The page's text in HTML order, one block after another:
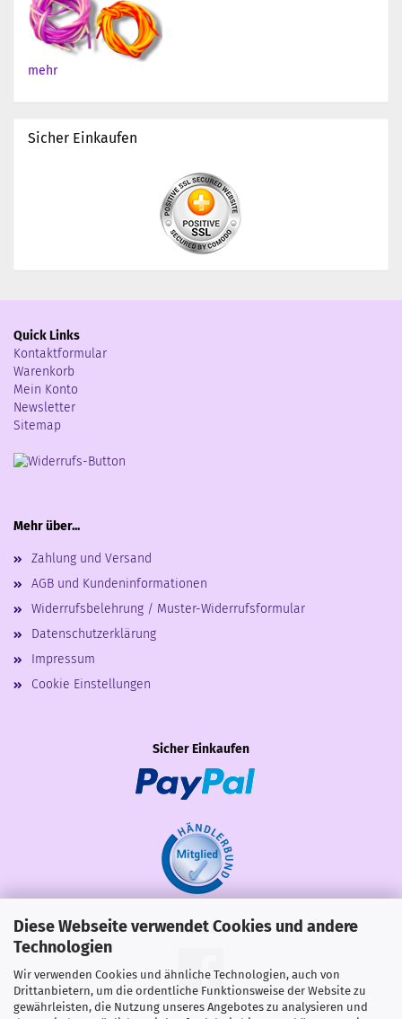
Diese Webseite verwendet Cookies und andere
Technologien
Wir verwenden Cookies und ähnliche Technologien, auch von
Drittanbietern, um die ordentliche Funktionsweise der Website zu
gewährleisten, die Nutzung unseres Angebotes zu analysieren und
mehr
Sicher Einkaufen
Quick Links
Kontaktformular
Warenkorb
Mein Konto
Newsletter
Sitemap
Mehr über...
Zahlung und Versand
AGB und Kundeninformationen
Widerrufsbelehrung / Muster-Widerrufsformular
Datenschutzerklärung
Impressum
Cookie Einstellungen
Sicher Einkaufen
Share